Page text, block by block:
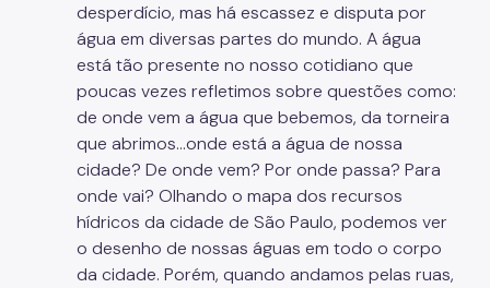
Programação
Planetários
Planejamento Ambiental
Patrimônio Ambiental
Projetos Urbanos
desperdício, mas há escassez e disputa por
água em diversas partes do mundo. A água
está tão presente no nosso cotidiano que
poucas vezes refletimos sobre questões como:
de onde vem a água que bebemos, da torneira
que abrimos...onde está a água de nossa
cidade? De onde vem? Por onde passa? Para
onde vai? Olhando o mapa dos recursos
hídricos da cidade de São Paulo, podemos ver
o desenho de nossas águas em todo o corpo
da cidade. Porém, quando andamos pelas ruas,